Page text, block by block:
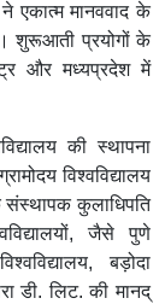
एकात्म मानववाद के
शुरूआती प्रयोगों के
और मध्यप्रदेश में
की स्थापना
विश्वविद्यालय
संस्थापक कुलाधिपति
जैसे पुणे
बड़ोदा
डी. लिट. की मानद्